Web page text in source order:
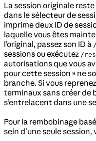
La session originale
dans le sélecteur de
imprime deux ID de
laquelle vous êtes
l’original, passez son ID à
sessions ou exécutez /
autorisations que vous
pour cette session » ne
branche. Si vous
terminaux sans créer de
s’entrelacent dans une
Pour la rembobinage
sein d’une seule session,